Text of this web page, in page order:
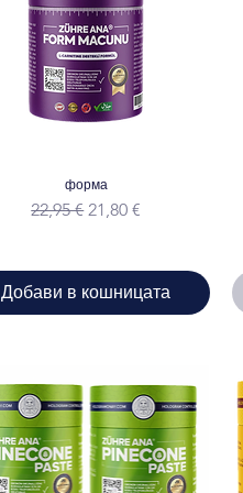
форма
Редовна цена
22,95 € Продажна цена
21,80 €
Добави в кошницата